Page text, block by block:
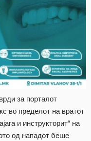
за порталот
во пределот на вратот
и инструкторит“ на
од нападот беше